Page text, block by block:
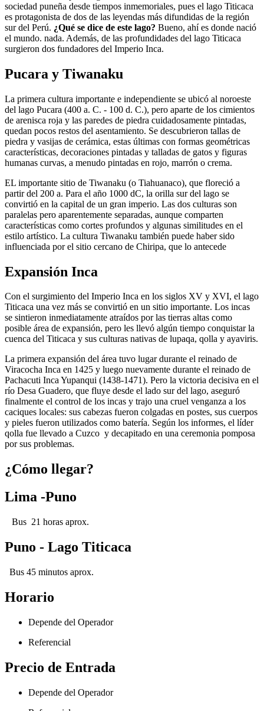
sociedad puneña desde tiempos inmemoriales, pues el lago Titicaca
es protagonista de dos de las leyendas más difundidas de la región
sur del Perú. ¿Qué se dice de este lago? Bueno, ahí es donde nació
el mundo. nada. Además, de las profundidades del lago Titicaca
surgieron dos fundadores del Imperio Inca.
Pucara y Tiwanaku
La primera cultura importante e independiente se ubicó al noroeste
del lago Pucara (400 a. C. - 100 d. C.), pero aparte de los cimientos
de arenisca roja y las paredes de piedra cuidadosamente pintadas,
quedan pocos restos del asentamiento. Se descubrieron tallas de
piedra y vasijas de cerámica, estas últimas con formas geométricas
características, decoraciones pintadas y talladas de gatos y figuras
humanas curvas, a menudo pintadas en rojo, marrón o crema.
EL importante sitio de Tiwanaku (o Tiahuanaco), que floreció a
partir del 200 a. Para el año 1000 dC, la orilla sur del lago se
convirtió en la capital de un gran imperio. Las dos culturas son
paralelas pero aparentemente separadas, aunque comparten
características como cortes profundos y algunas similitudes en el
estilo artístico. La cultura Tiwanaku también puede haber sido
influenciada por el sitio cercano de Chiripa, que lo antecede
Expansión Inca
Con el surgimiento del Imperio Inca en los siglos XV y XVI, el lago
Titicaca una vez más se convirtió en un sitio importante. Los incas
se sintieron inmediatamente atraídos por las tierras altas como
posible área de expansión, pero les llevó algún tiempo conquistar la
cuenca del Titicaca y sus culturas nativas de lupaqa, qolla y ayaviris.
La primera expansión del área tuvo lugar durante el reinado de
Viracocha Inca en 1425 y luego nuevamente durante el reinado de
Pachacuti Inca Yupanqui (1438-1471). Pero la victoria decisiva en el
río Desa Guadero, que fluye desde el lado sur del lago, aseguró
finalmente el control de los incas y trajo una cruel venganza a los
caciques locales: sus cabezas fueron colgadas en postes, sus cuerpos
y pieles fueron utilizados como batería. Según los informes, el líder
qolla fue llevado a Cuzco y decapitado en una ceremonia pomposa
por sus problemas.
¿Cómo llegar?
Lima -Puno
Bus 21 horas aprox.
Puno - Lago Titicaca
Bus 45 minutos aprox.
Horario
Depende del Operador
Referencial
Precio de Entrada
Depende del Operador